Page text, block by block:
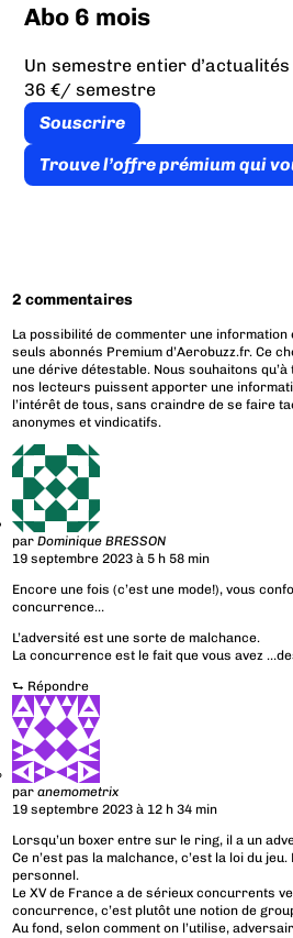
Abo 6 mois
Un semestre entier
36 €/ semestre
Souscrire
Trouve l’offre prémium qui
2 commentaires
La possibilité de commenter une
seuls abonnés Premium d’Aerobuzz.fr. Ce
une dérive détestable. Nous souhaitons
nos lecteurs puissent apporter une
l’intérêt de tous, sans craindre de se faire
anonymes et vindicatifs.
parDominique BRESSON
19 septembre 2023 à 5 h 58 min
Encore une fois (c’est une mode!), vous
concurrence…
L’adversité est une sorte de malchance.
La concurrence est le fait que vous avez
⮑ Répondre
paranemometrix
19 septembre 2023 à 12 h 34 min
Lorsqu’un boxer entre sur le ring, il a un
Ce n’est pas la malchance, c’est la loi du jeu.
personnel.
Le XV de France a de sérieux concurrents
concurrence, c’est plutôt une notion de
Au fond, selon comment on l’utilise,